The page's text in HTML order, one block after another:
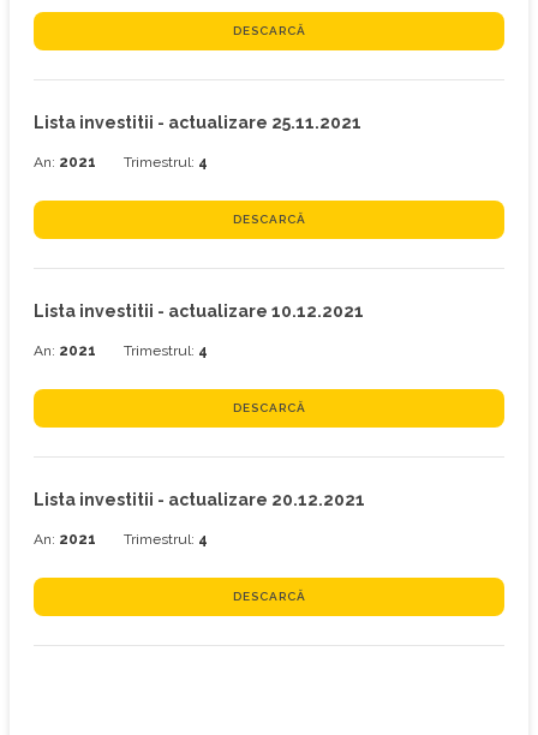
DESCARCĂ
Lista investitii - actualizare 25.11.2021
An: 2021 Trimestrul: 4
DESCARCĂ
Lista investitii - actualizare 10.12.2021
An: 2021 Trimestrul: 4
DESCARCĂ
Lista investitii - actualizare 20.12.2021
An: 2021 Trimestrul: 4
DESCARCĂ